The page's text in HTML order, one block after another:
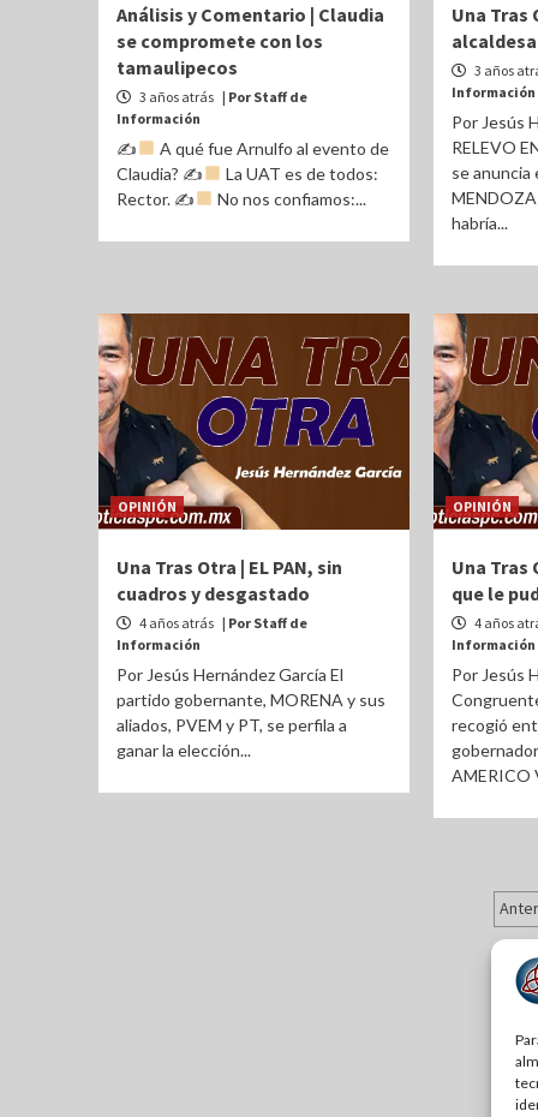
Análisis y Comentario | Claudia
se compromete con los
tamaulipecos
3 años atrás | Por Staff de
Información
✍
A qué fue Arnulfo al evento de
Claudia? ✍
La UAT es de todos:
Rector. ✍
No nos confiamos:...
Una Tras
3 años
Información
Por Jesús
RELEVO
se anuncia
habría...
OPINIÓN
Una Tras Otra | EL PAN, sin
cuadros y desgastado
4 años atrás | Por Staff de
Información
Por Jesús Hernández García El
partido gobernante, MORENA y sus
aliados, PVEM y PT, se perfila a
ganar la elección...
OPINIÓN
Una Tras
que le
4 años
Información
Por Jesús
recogió
AMERICO
de